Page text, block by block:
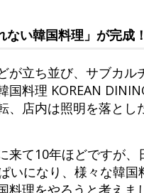
い韓国料理」が完成！
立ち並び、サブカル
料理 KOREAN
店内は照明を落とし
て10年ほどですが
になり、様々な韓国
理をやろうと考えま